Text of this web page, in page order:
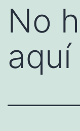
No
aquí